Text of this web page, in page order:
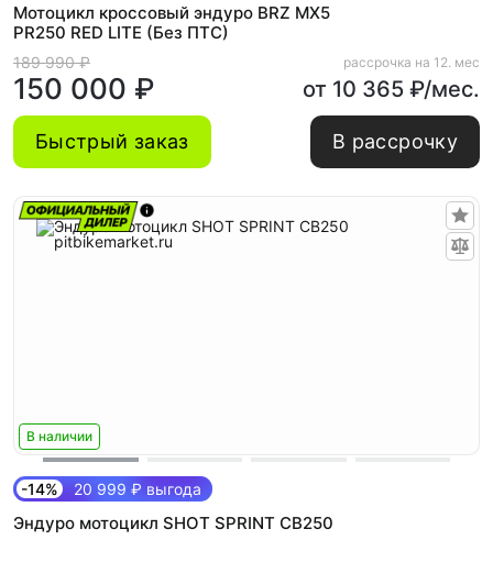
Мотоцикл кроссовый эндуро BRZ MX5
PR250 RED LITE (Без ПТС)
189 990 ₽
150 000 ₽
рассрочка на 12. мес
от 10 365 ₽/мес.
Быстрый заказ В рассрочку
В наличии
-14% 20 999 ₽ выгода
Эндуро мотоцикл SHOT SPRINT CB250